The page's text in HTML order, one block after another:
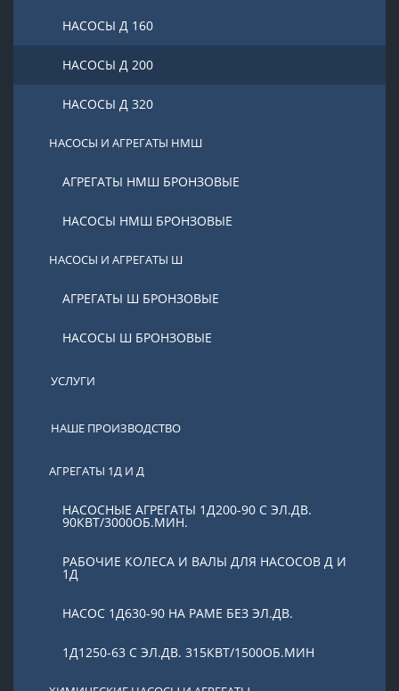
НАСОСЫ Д 160
НАСОСЫ Д 200
НАСОСЫ Д 320
НАСОСЫ И АГРЕГАТЫ НМШ
АГРЕГАТЫ НМШ БРОНЗОВЫЕ
НАСОСЫ НМШ БРОНЗОВЫЕ
НАСОСЫ И АГРЕГАТЫ Ш
АГРЕГАТЫ Ш БРОНЗОВЫЕ
НАСОСЫ Ш БРОНЗОВЫЕ
УСЛУГИ
НАШЕ ПРОИЗВОДСТВО
АГРЕГАТЫ 1Д И Д
НАСОСНЫЕ АГРЕГАТЫ 1Д200-90 С ЭЛ.ДВ.
90КВТ/3000ОБ.МИН.
РАБОЧИЕ КОЛЕСА И ВАЛЫ ДЛЯ НАСОСОВ Д И
1Д
НАСОС 1Д630-90 НА РАМЕ БЕЗ ЭЛ.ДВ.
1Д1250-63 С ЭЛ.ДВ. 315КВТ/1500ОБ.МИН